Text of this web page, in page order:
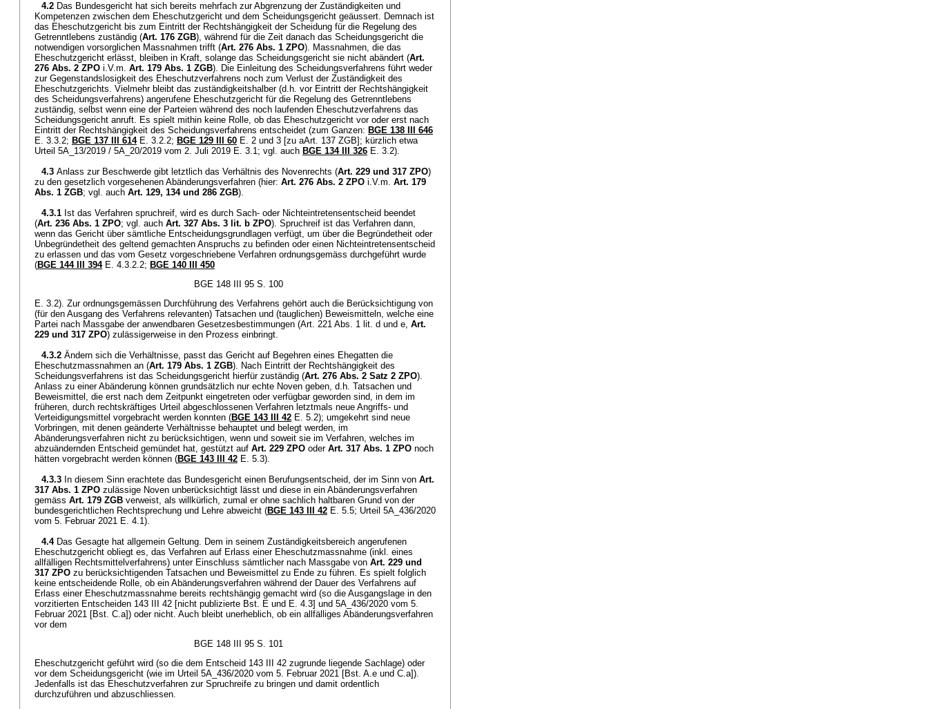
4.2 Das Bundesgericht hat sich bereits mehrfach zur Abgrenzung der Zuständigkeiten und
Kompetenzen zwischen dem Eheschutzgericht und dem Scheidungsgericht geäussert. Demnach ist
das Eheschutzgericht bis zum Eintritt der Rechtshängigkeit der Scheidung für die Regelung des
Getrenntlebens zuständig (Art. 176 ZGB), während für die Zeit danach das Scheidungsgericht die
notwendigen vorsorglichen Massnahmen trifft (Art. 276 Abs. 1 ZPO). Massnahmen, die das
Eheschutzgericht erlässt, bleiben in Kraft, solange das Scheidungsgericht sie nicht abändert (Art.
276 Abs. 2 ZPO i.V.m. Art. 179 Abs. 1 ZGB). Die Einleitung des Scheidungsverfahrens führt weder
zur Gegenstandslosigkeit des Eheschutzverfahrens noch zum Verlust der Zuständigkeit des
Eheschutzgerichts. Vielmehr bleibt das zuständigkeitshalber (d.h. vor Eintritt der Rechtshängigkeit
des Scheidungsverfahrens) angerufene Eheschutzgericht für die Regelung des Getrenntlebens
zuständig, selbst wenn eine der Parteien während des noch laufenden Eheschutzverfahrens das
Scheidungsgericht anruft. Es spielt mithin keine Rolle, ob das Eheschutzgericht vor oder erst nach
Eintritt der Rechtshängigkeit des Scheidungsverfahrens entscheidet (zum Ganzen: BGE 138 III 646
E. 3.3.2; BGE 137 III 614E. 3.2.2; BGE 129 III 60 E. 2 und 3 [zu aArt. 137 ZGB]; kürzlich etwa
Urteil 5A_13/2019 / 5A_20/2019 vom 2. Juli 2019 E. 3.1; vgl. auch BGE 134 III 326 E. 3.2).
4.3 Anlass zur Beschwerde gibt letztlich das Verhältnis des Novenrechts (Art. 229 und 317 ZPO)
zu den gesetzlich vorgesehenen Abänderungsverfahren (hier: Art. 276 Abs. 2 ZPO i.V.m. Art. 179
Abs. 1 ZGB; vgl. auch Art. 129, 134 und 286 ZGB).
4.3.1 Ist das Verfahren spruchreif, wird es durch Sach- oder Nichteintretensentscheid beendet
(Art. 236 Abs. 1 ZPO; vgl. auch Art. 327 Abs. 3 lit. b ZPO). Spruchreif ist das Verfahren dann,
wenn das Gericht über sämtliche Entscheidungsgrundlagen verfügt, um über die Begründetheit oder
Unbegründetheit des geltend gemachten Anspruchs zu befinden oder einen Nichteintretensentscheid
zu erlassen und das vom Gesetz vorgeschriebene Verfahren ordnungsgemäss durchgeführt wurde
(BGE 144 III 394E. 4.3.2.2; BGE 140 III 450
BGE 148 III 95 S. 100
E. 3.2). Zur ordnungsgemässen Durchführung des Verfahrens gehört auch die Berücksichtigung von
(für den Ausgang des Verfahrens relevanten) Tatsachen und (tauglichen) Beweismitteln, welche eine
Partei nach Massgabe der anwendbaren Gesetzesbestimmungen (Art. 221 Abs. 1 lit. d und e, Art.
229 und 317 ZPO) zulässigerweise in den Prozess einbringt.
4.3.2 Ändern sich die Verhältnisse, passt das Gericht auf Begehren eines Ehegatten die
Eheschutzmassnahmen an (Art. 179 Abs. 1 ZGB). Nach Eintritt der Rechtshängigkeit des
Scheidungsverfahrens ist das Scheidungsgericht hierfür zuständig (Art. 276 Abs. 2 Satz 2 ZPO).
Anlass zu einer Abänderung können grundsätzlich nur echte Noven geben, d.h. Tatsachen und
Beweismittel, die erst nach dem Zeitpunkt eingetreten oder verfügbar geworden sind, in dem im
früheren, durch rechtskräftiges Urteil abgeschlossenen Verfahren letztmals neue Angriffs- und
Verteidigungsmittel vorgebracht werden konnten (BGE 143 III 42 E. 5.2); umgekehrt sind neue
Vorbringen, mit denen geänderte Verhältnisse behauptet und belegt werden, im
Abänderungsverfahren nicht zu berücksichtigen, wenn und soweit sie im Verfahren, welches im
abzuändernden Entscheid gemündet hat, gestützt auf Art. 229 ZPO oder Art. 317 Abs. 1 ZPO noch
hätten vorgebracht werden können (BGE 143 III 42 E. 5.3).
4.3.3 In diesem Sinn erachtete das Bundesgericht einen Berufungsentscheid, der im Sinn von Art.
317 Abs. 1 ZPO zulässige Noven unberücksichtigt lässt und diese in ein Abänderungsverfahren
gemäss Art. 179 ZGB verweist, als willkürlich, zumal er ohne sachlich haltbaren Grund von der
bundesgerichtlichen Rechtsprechung und Lehre abweicht (BGE 143 III 42 E. 5.5; Urteil 5A_436/2020
vom 5. Februar 2021 E. 4.1).
4.4 Das Gesagte hat allgemein Geltung. Dem in seinem Zuständigkeitsbereich angerufenen
Eheschutzgericht obliegt es, das Verfahren auf Erlass einer Eheschutzmassnahme (inkl. eines
allfälligen Rechtsmittelverfahrens) unter Einschluss sämtlicher nach Massgabe von Art. 229 und
317 ZPO zu berücksichtigenden Tatsachen und Beweismittel zu Ende zu führen. Es spielt folglich
keine entscheidende Rolle, ob ein Abänderungsverfahren während der Dauer des Verfahrens auf
Erlass einer Eheschutzmassnahme bereits rechtshängig gemacht wird (so die Ausgangslage in den
vorzitierten Entscheiden 143 III 42 [nicht publizierte Bst. E und E. 4.3] und 5A_436/2020 vom 5.
Februar 2021 [Bst. C.a]) oder nicht. Auch bleibt unerheblich, ob ein allfälliges Abänderungsverfahren
vor dem
BGE 148 III 95 S. 101
Eheschutzgericht geführt wird (so die dem Entscheid 143 III 42 zugrunde liegende Sachlage) oder
vor dem Scheidungsgericht (wie im Urteil 5A_436/2020 vom 5. Februar 2021 [Bst. A.e und C.a]).
Jedenfalls ist das Eheschutzverfahren zur Spruchreife zu bringen und damit ordentlich
durchzuführen und abzuschliessen.